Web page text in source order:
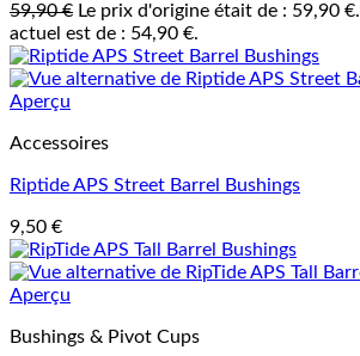
59,90€ Le prix d'origine était de : 59,90 €.
actuel est de : 54,90 €.
Aperçu
Accessoires
Riptide APS Street Barrel Bushings
9,50 €
Aperçu
Bushings & Pivot Cups